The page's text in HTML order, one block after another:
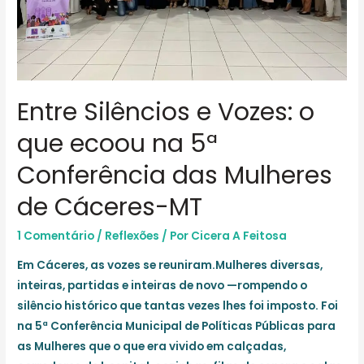
Entre Silêncios e Vozes: o
que ecoou na 5ª
Conferência das Mulheres
de Cáceres-MT
1 Comentário / Reflexões / Por Cicera A Feitosa
Em Cáceres, as vozes se reuniram.Mulheres diversas,
inteiras, partidas e inteiras de novo —rompendo o
silêncio histórico que tantas vezes lhes foi imposto. Foi
na 5ª Conferência Municipal de Políticas Públicas para
as Mulheres que o que era vivido em calçadas,